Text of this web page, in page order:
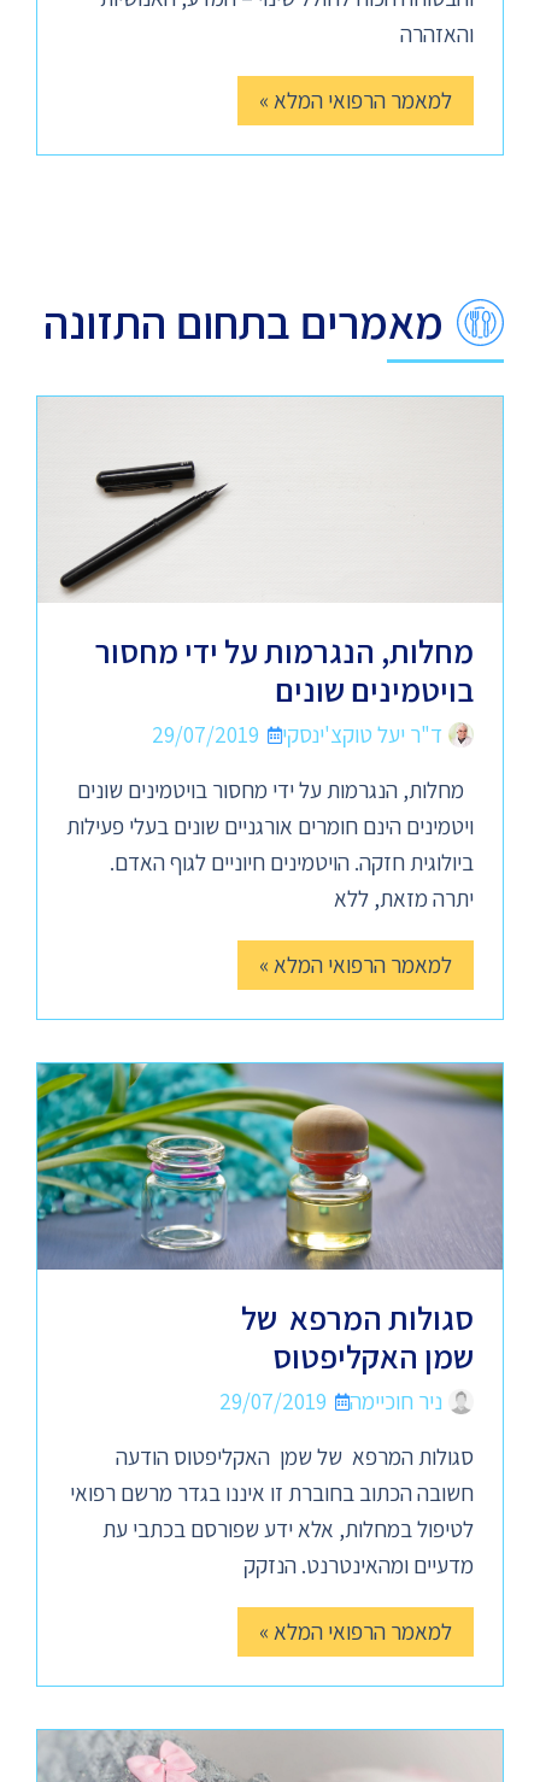
והאזהרה
למאמר הרפואי המלא »
מאמרים בתחום התזונה
מחלות, הנגרמות על ידי מחסור
בויטמינים שונים
ד"ר יעל טוקצ'ינסקי
29/07/2019
מחלות, הנגרמות על ידי מחסור בויטמינים שונים
ויטמינים הינם חומרים אורגניים שונים בעלי פעילות
ביולוגית חזקה. הויטמינים חיוניים לגוף האדם.
יתרה מזאת, ללא
למאמר הרפואי המלא »
סגולות המרפא של
שמן האקליפטוס
ניר חוכיימה
29/07/2019
סגולות המרפא של שמן האקליפטוס הודעה
חשובה הכתוב בחוברת זו איננו בגדר מרשם רפואי
לטיפול במחלות, אלא ידע שפורסם בכתבי עת
מדעיים ומהאינטרנט. הנזקק
למאמר הרפואי המלא »